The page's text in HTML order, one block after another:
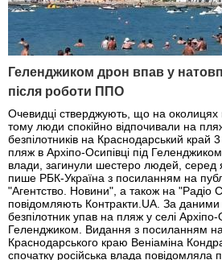
Геленджиком дрон впав у
після роботи ППО
Очевидці стверджують, що на
тому люди спокійно відпочивали на
безпілотників на Краснодарський край
пляж в Архіпо-Осипівці під
влади, загинули шестеро людей, серед
пише РБК-Україна з посиланням на
"Агентство. Новини", а також на "Радіо
повідомляють Контракти.UA. За даними
безпілотник упав на пляж у селі Архіпо-
Геленджиком. Видання з посиланням
Краснодарського краю Веніаміна
спочатку російська влада повідомляла